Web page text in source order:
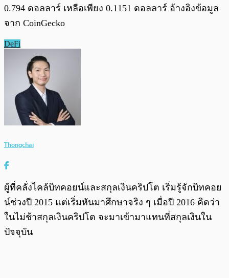
0.794 ดอลลาร์ เหลือเพียง 0.1151 ดอลลาร์ อ้างอิงข้อมูล
จาก CoinGecko
DeFi
Thongchai
ผู้ที่คลั่งไคล้บิทคอยน์และสกุลเงินคริปโต เริ่มรู้จักบิทคอย
น์ช่วงปี 2015 แต่เริ่มหันมาศึกษาจริง ๆ เมื่อปี 2016 คิดว่า
ในไม่ช้าสกุลเงินคริปโต จะมาเข้ามาแทนที่สกุลเงินใน
ปัจจุบัน